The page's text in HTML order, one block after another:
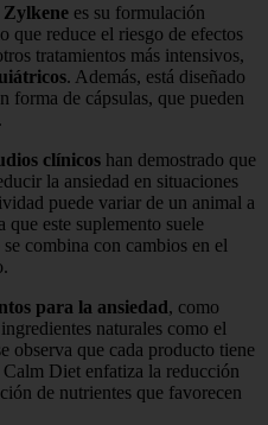
Zylkene es su formulación
que reduce el riesgo de efectos
tratamientos más intensivos,
. Además, está diseñado
forma de cápsulas, que pueden
clínicos han demostrado que
la ansiedad en situaciones
puede variar de un animal a
que este suplemento suele
combina con cambios en el
para la ansiedad, como
naturales como el
observa que cada producto tiene
Diet enfatiza la reducción
de nutrientes que favorecen